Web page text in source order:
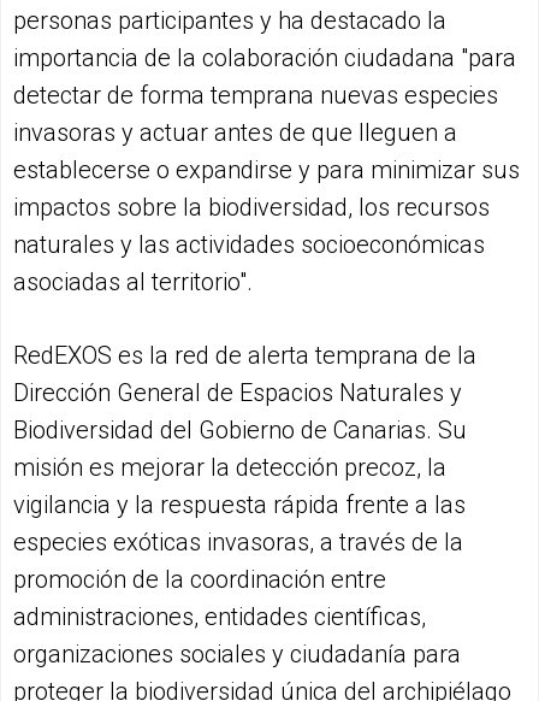
personas participantes y ha destacado la
importancia de la colaboración ciudadana "para
detectar de forma temprana nuevas especies
invasoras y actuar antes de que lleguen a
establecerse o expandirse y para minimizar sus
impactos sobre la biodiversidad, los recursos
naturales y las actividades socioeconómicas
asociadas al territorio".
RedEXOS es la red de alerta temprana de la
Dirección General de Espacios Naturales y
Biodiversidad del Gobierno de Canarias. Su
misión es mejorar la detección precoz, la
vigilancia y la respuesta rápida frente a las
especies exóticas invasoras, a través de la
promoción de la coordinación entre
administraciones, entidades científicas,
organizaciones sociales y ciudadanía para
proteger la biodiversidad única del archipiélago